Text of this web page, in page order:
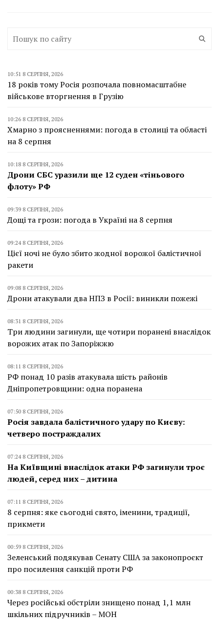
10:51 8 СЕРПНЯ, 2026
18 років тому Росія розпочала повномасштабне
військове вторгнення в Грузію
10:26 8 СЕРПНЯ, 2026
Хмарно з проясненнями: погода в столиці та області
на 8 серпня
10:18 8 СЕРПНЯ, 2026
Дрони СБС уразили ще 12 суден «тіньового
флоту» РФ
09:39 8 СЕРПНЯ, 2026
Дощі та грози: погода в Україні на 8 серпня
09:24 8 СЕРПНЯ, 2026
Цієї ночі не було збито жодної ворожої балістичної
ракети
09:08 8 СЕРПНЯ, 2026
Дрони атакували два НПЗ в Росії: виникли пожежі
08:31 8 СЕРПНЯ, 2026
Три людини загинули, ще чотири поранені внаслідок
ворожих атак по Запоріжжю
08:11 8 СЕРПНЯ, 2026
РФ понад 10 разів атакувала шість районів
Дніпропетровщини: одна поранена
07:50 8 СЕРПНЯ, 2026
Росія завдала балістичного удару по Києву:
четверо постраждалих
07:24 8 СЕРПНЯ, 2026
На Київщині внаслідок атаки РФ загинули троє
людей, серед них – дитина
07:11 8 СЕРПНЯ, 2026
8 серпня: яке сьогодні свято, іменини, традиції,
прикмети
00:59 8 СЕРПНЯ, 2026
Зеленський подякував Сенату США за законопроєкт
про посилення санкцій проти РФ
00:38 8 СЕРПНЯ, 2026
Через російські обстріли знищено понад 1,1 млн
шкільних підручників – МОН